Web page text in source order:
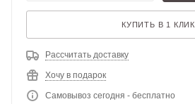
КУПИТЬ В 1 КЛИК
Рассчитать доставку
Хочу в подарок
Самовывоз сегодня - бесплатно